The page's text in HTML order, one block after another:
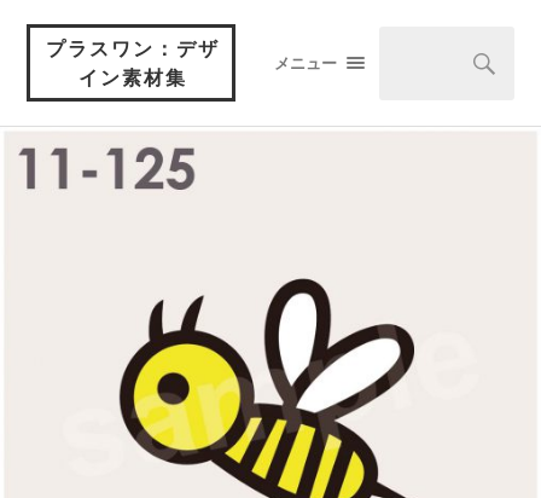
プラスワン：デザ
イン素材集
メニュー